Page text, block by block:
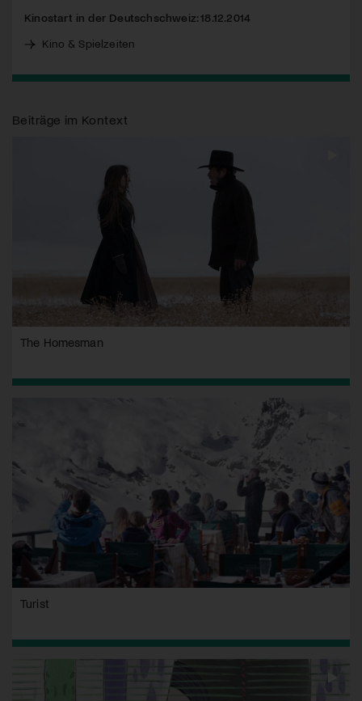
Kinostart in der Deutschschweiz: 18.12.2014
Kino & Spielzeiten
Beiträge im Kontext
The Homesman
Turist